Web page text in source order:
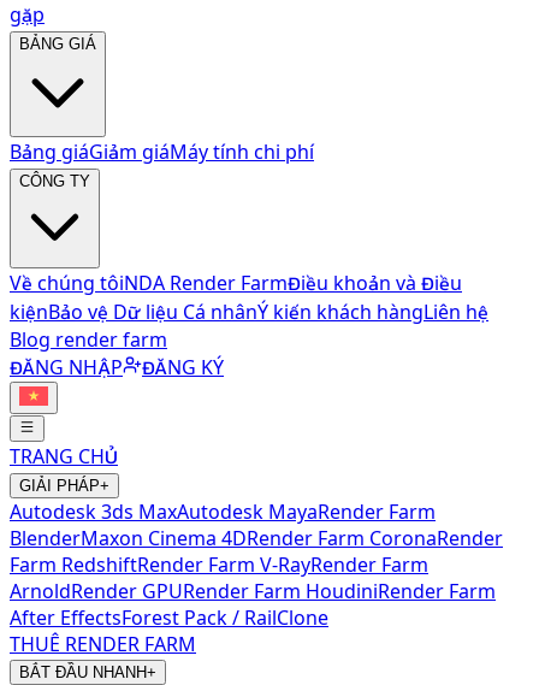
gặp
BẢNG GIÁ
Bảng giáGiảm giáMáy tính chi phí
CÔNG TY
Về chúng tôiNDA Render FarmĐiều khoản và Điều
kiệnBảo vệ Dữ liệu Cá nhânÝ kiến khách hàngLiên hệ
Blog render farm
ĐĂNG NHẬP
ĐĂNG KÝ
TRANG CHỦ
GIẢI PHÁP+
Autodesk 3ds MaxAutodesk MayaRender Farm
BlenderMaxon Cinema 4DRender Farm CoronaRender
Farm RedshiftRender Farm V-RayRender Farm
ArnoldRender GPURender Farm HoudiniRender Farm
After EffectsForest Pack / RailClone
THUÊ RENDER FARM
BẮT ĐẦU NHANH+